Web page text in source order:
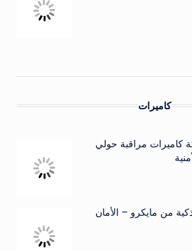
كاميرات
كاميرات مراقبة حولي
من مايكرو – الأمان